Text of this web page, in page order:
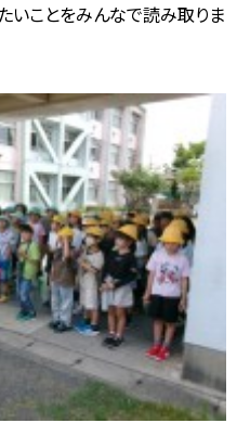
いことをみんなで読み取りま